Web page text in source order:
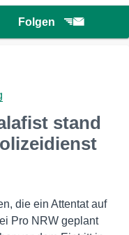
Folgen
stand
die ein Attentat auf
Pro NRW geplant